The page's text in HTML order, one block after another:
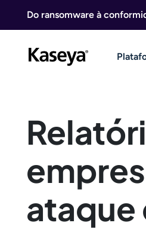
Do ransomware à
ataque